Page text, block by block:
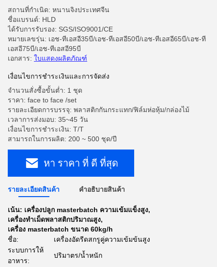
สถานที่กำเนิด: หนานจิงประเทศจีน
ชื่อแบรนด์: HLD
ได้รับการรับรอง: SGS/ISO9001/CE
หมายเลขรุ่น: เอช-ทีเอสอี35บี/เอช-ทีเอสอี50บี/เอช-ทีเอสอี65บี/เอช-ที
เอสอี75บี/เอช-ทีเอสอี95บี
เอกสาร: ใบแสดงผลิตภัณฑ์
เงื่อนไขการชําระเงินและการจัดส่ง
จำนวนสั่งซื้อขั้นต่ำ: 1 ชุด
ราคา: face to face /set
รายละเอียดการบรรจุ: พลาสติกกันกระแทก/ฟิล์มห่อหุ้ม/กล่องไม้
เวลาการส่งมอบ: 35~45 วัน
เงื่อนไขการชำระเงิน: T/T
สามารถในการผลิต: 200 ~ 500 ชุด/ปี
หา ราคา ที่ ดี ที่สุด
รายละเอียดสินค้า คําอธิบายสินค้า
เน้น: เครื่องปลูก masterbatch ความเข้มแข็งสูง,
เครื่องทําเม็ดพลาสติกปริมาณสูง,
เครื่อง masterbatch ขนาด 60kg/h
ชื่อ:
เครื่องอัดรีดสกรูคู่ความเข้มข้นสูง
ระบบการให้
อาหาร:
ปริมาตร/น้ำหนัก